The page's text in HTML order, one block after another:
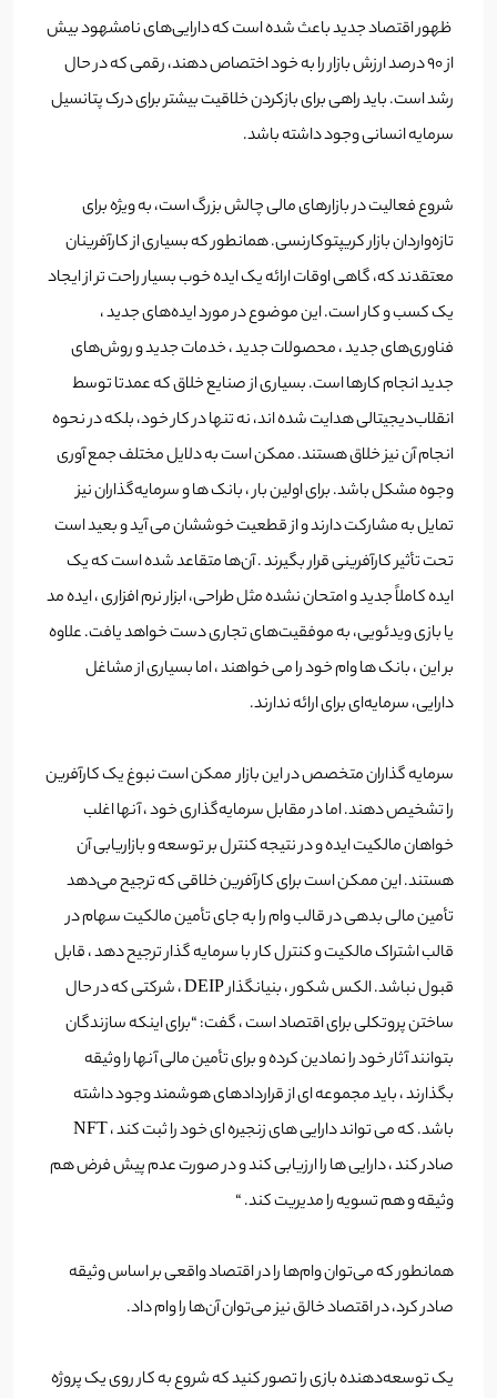
ظهور اقتصاد جدید باعث شده است که دارایی‌های نامشهود بیش
از 90 درصد ارزش بازار را به خود اختصاص دهند، رقمی که در حال
رشد است. باید راهی برای بازکردن خلاقیت بیشتر برای درک پتانسیل
سرمایه انسانی وجود داشته باشد.
شروع فعالیت در بازارهای مالی چالش بزرگ است، به ویژه برای
تازه‌واردان بازار کریپتوکارنسی. همانطور که بسیاری از کارآفرینان
معتقدند که، گاهی اوقات ارائه یک ایده خوب بسیار راحت تر از ایجاد
یک کسب و کار است. این موضوع در مورد ایده‌های جدید ،
فناوری‌های جدید ، محصولات جدید ، خدمات جدید و روش‌های
جدید انجام کارها است. بسیاری از صنایع خلاق که عمدتا توسط
انقلاب‌دیجیتالی هدایت شده اند، نه تنها در کار خود، بلکه در نحوه
انجام آن نیز خلاق هستند. ممکن است به دلایل مختلف جمع آوری
وجوه مشکل باشد. برای اولین بار ، بانک ها و سرمایه‌گذاران نیز
تمایل به مشارکت دارند و از قطعیت خوششان می آید و بعید است
تحت تأثیر کارآفرینی قرار بگیرند . آن‌ها متقاعد شده است که یک
ایده کاملاً جدید و امتحان نشده مثل طراحی، ابزار نرم افزاری ، ایده مد
یا بازی ویدئویی، به موفقیت‌های تجاری دست خواهد یافت. علاوه
بر این ، بانک ها وام خود را می خواهند ، اما بسیاری از مشاغل
دارایی، سرمایه‌ای برای ارائه ندارند.
سرمایه گذاران متخصص در این بازار ممکن است نبوغ یک کارآفرین
را تشخیص دهند. اما در مقابل سرمایه‌گذاری خود ، آنها اغلب
خواهان مالکیت ایده و در نتیجه کنترل بر توسعه و بازاریابی آن
هستند. این ممکن است برای کارآفرین خلاقی که ترجیح می‌دهد
تأمین مالی بدهی در قالب وام را به جای تأمین مالکیت سهام در
قالب اشتراک مالکیت و کنترل کار با سرمایه گذار ترجیح دهد ، قابل
قبول نباشد. الکس شکور ، بنیانگذار DEIP ، شرکتی که در حال
ساختن پروتکلی برای اقتصاد است ، گفت: “برای اینکه سازندگان
بتوانند آثار خود را نمادین کرده و برای تأمین مالی آنها را وثیقه
بگذارند ، باید مجموعه ای از قراردادهای هوشمند وجود داشته
باشد. که می تواند دارایی های زنجیره ای خود را ثبت کند ، NFT
صادر کند ، دارایی ها را ارزیابی کند و در صورت عدم پیش فرض هم
وثیقه و هم تسویه را مدیریت کند. “
همانطور که می‌توان وام‌ها را در اقتصاد واقعی بر اساس وثیقه
صادر کرد‌، در اقتصاد خالق نیز می‌توان آن‌ها را وام داد.
یک توسعه‌دهنده بازی ‌را تصور کنید که شروع به کار روی یک پروژه